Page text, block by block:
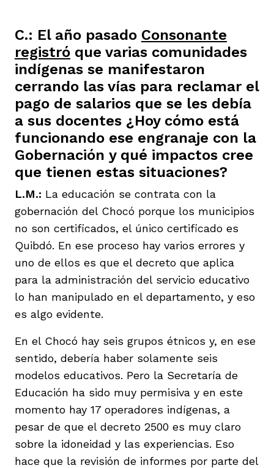
C.: El año pasado Consonante
registró que varias comunidades
indígenas se manifestaron
cerrando las vías para reclamar el
pago de salarios que se les debía
a sus docentes ¿Hoy cómo está
funcionando ese engranaje con la
Gobernación y qué impactos cree
que tienen estas situaciones?
L.M.: La educación se contrata con la
gobernación del Chocó porque los municipios
no son certificados, el único certificado es
Quibdó. En ese proceso hay varios errores y
uno de ellos es que el decreto que aplica
para la administración del servicio educativo
lo han manipulado en el departamento, y eso
es algo evidente.
En el Chocó hay seis grupos étnicos y, en ese
sentido, debería haber solamente seis
modelos educativos. Pero la Secretaría de
Educación ha sido muy permisiva y en este
momento hay 17 operadores indígenas, a
pesar de que el decreto 2500 es muy claro
sobre la idoneidad y las experiencias. Eso
hace que la revisión de informes por parte del